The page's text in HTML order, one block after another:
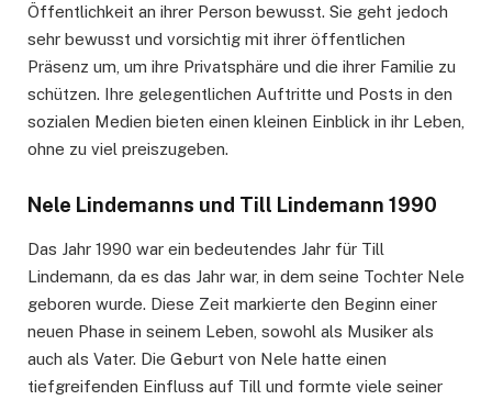
Öffentlichkeit an ihrer Person bewusst. Sie geht jedoch
sehr bewusst und vorsichtig mit ihrer öffentlichen
Präsenz um, um ihre Privatsphäre und die ihrer Familie zu
schützen. Ihre gelegentlichen Auftritte und Posts in den
sozialen Medien bieten einen kleinen Einblick in ihr Leben,
ohne zu viel preiszugeben.
Nele Lindemanns und Till Lindemann 1990
Das Jahr 1990 war ein bedeutendes Jahr für Till
Lindemann, da es das Jahr war, in dem seine Tochter Nele
geboren wurde. Diese Zeit markierte den Beginn einer
neuen Phase in seinem Leben, sowohl als Musiker als
auch als Vater. Die Geburt von Nele hatte einen
tiefgreifenden Einfluss auf Till und formte viele seiner